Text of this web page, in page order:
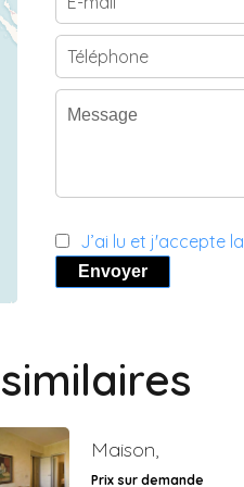
J’ai lu et j'accepte la
Envoyer
Maison,
Prix sur demande